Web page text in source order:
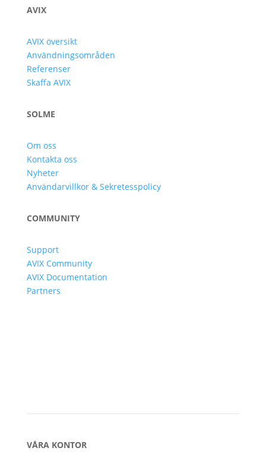
AVIX
AVIX översikt
Användningsområden
Referenser
Skaffa AVIX
SOLME
Om oss
Kontakta oss
Nyheter
Användarvillkor & Sekretesspolicy
COMMUNITY
Support
AVIX Community
AVIX Documentation
Partners
VÅRA KONTOR